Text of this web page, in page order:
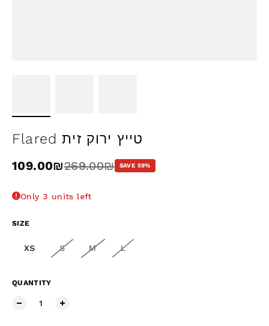
Flared טייץ ירוק זית
Sale price
109.00₪
Regular price
269.00₪ SAVE 59%
Only 3 units left
SIZE
XS S M L
QUANTITY